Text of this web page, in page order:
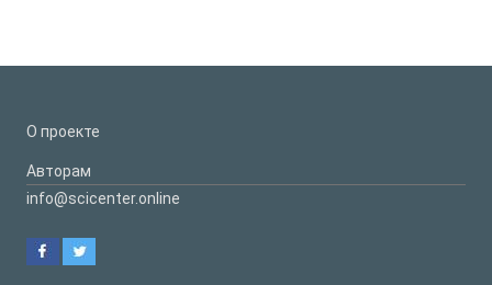
О проекте
Авторам
info@scicenter.online